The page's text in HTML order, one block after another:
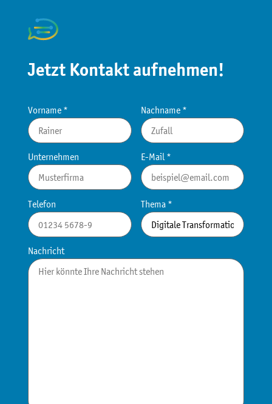
Jetzt Kontakt aufnehmen!
Vorname * Nachname *
Unternehmen E-Mail *
Telefon Thema *
Nachricht